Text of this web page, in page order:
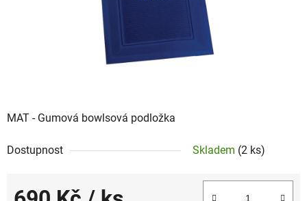
MAT - Gumová bowlsová podložka
Dostupnost Skladem (2 ks)